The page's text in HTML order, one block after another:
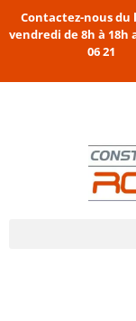
Contactez-nous du
vendredi de 8h à 18h
06 21